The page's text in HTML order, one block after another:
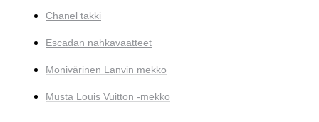
Chanel takki
Escadan nahkavaatteet
Monivärinen Lanvin mekko
Musta Louis Vuitton -mekko